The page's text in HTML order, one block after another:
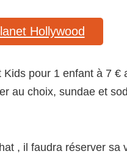
Hollywood
Kids pour 1 enfant à 7 €
au choix, sundae et
, il faudra réserver